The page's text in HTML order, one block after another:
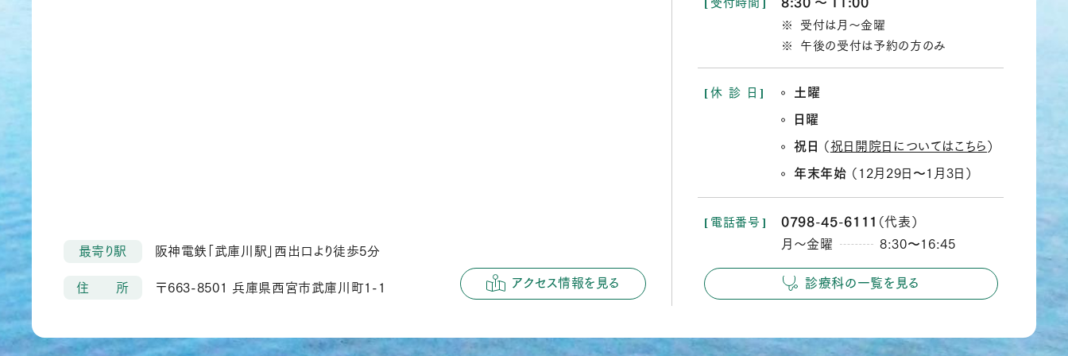
最寄り駅 阪神電鉄「武庫川駅」西出口より徒歩5分
住 所 〒663-8501 兵庫県西宮市武庫川町1-1 アクセス情報を見る
受付時間
か
ら
受付は月～金曜
午後の受付は予約の方のみ
休 診 日 土曜
日曜
祝日 （祝日開院日についてはこちら ）
年末年始 （12月29日
1月3日）
電話番号
0798
‐
45 6111 （代表）
月～金曜
8:30
16:45
診療科の一覧を見る